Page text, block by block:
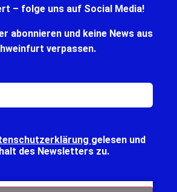
– folge uns auf Social Media!
abonnieren und keine News aus
verpassen.
gelesen und
des Newsletters zu.